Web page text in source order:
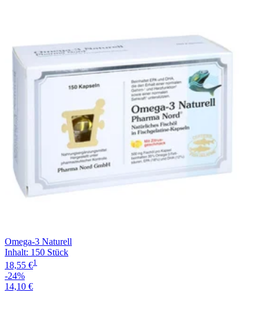
Omega-3 Naturell
Inhalt: 150 Stück
18,55 €1
-24%
14,10 €